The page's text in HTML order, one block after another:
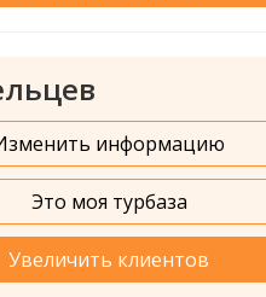
информацию
Это моя турбаза
Увеличить клиентов